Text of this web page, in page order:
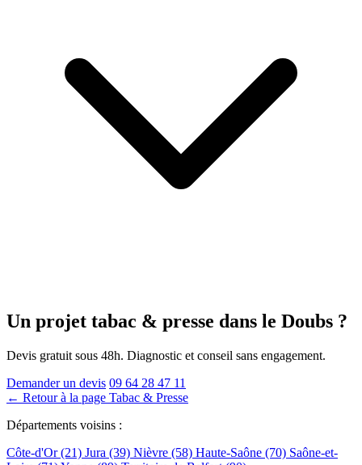
Un projet tabac & presse dans le Doubs ?
Devis gratuit sous 48h. Diagnostic et conseil sans engagement.
Demander un devis 09 64 28 47 11
← Retour à la page Tabac & Presse
Départements voisins :
Côte-d'Or (21) Jura (39) Nièvre (58) Haute-Saône (70) Saône-et-